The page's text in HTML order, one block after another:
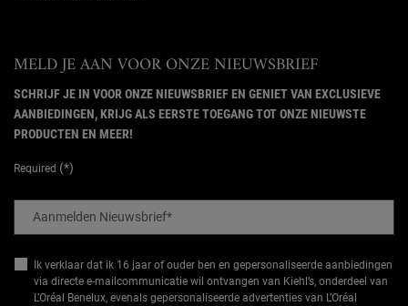
MELD JE AAN VOOR ONZE NIEUWSBRIEF
SCHRIJF JE IN VOOR ONZE NIEUWSBRIEF EN GENIET VAN EXCLUSIEVE
AANBIEDINGEN, KRIJG ALS EERSTE TOEGANG TOT ONZE NIEUWSTE
PRODUCTEN EN MEER!
Required (*)
Aanmelden Nieuwsbrief*
Ik verklaar dat ik 16 jaar of ouder ben en gepersonaliseerde aanbiedingen
via directe e-mailcommunicatie wil ontvangen van Kiehl’s, onderdeel van
L’Oréal Benelux, evenals gepersonaliseerde advertenties van L’Oréal